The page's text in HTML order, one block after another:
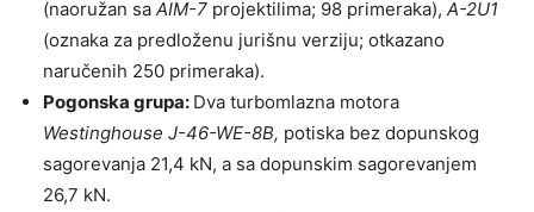
(naoružan sa AIM-7 projektilima; 98 primeraka), A-2U1
(oznaka za predloženu jurišnu verziju; otkazano
naručenih 250 primeraka).
Pogonska grupa: Dva turbomlazna motora
Westinghouse J-46-WE-8B, potiska bez dopunskog
sagorevanja 21,4 kN, a sa dopunskim sagorevanjem
26,7 kN.